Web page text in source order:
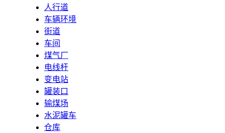
人行道
车辆环境
街道
车间
煤气厂
电线杆
变电站
罐装口
输煤场
水泥罐车
仓库